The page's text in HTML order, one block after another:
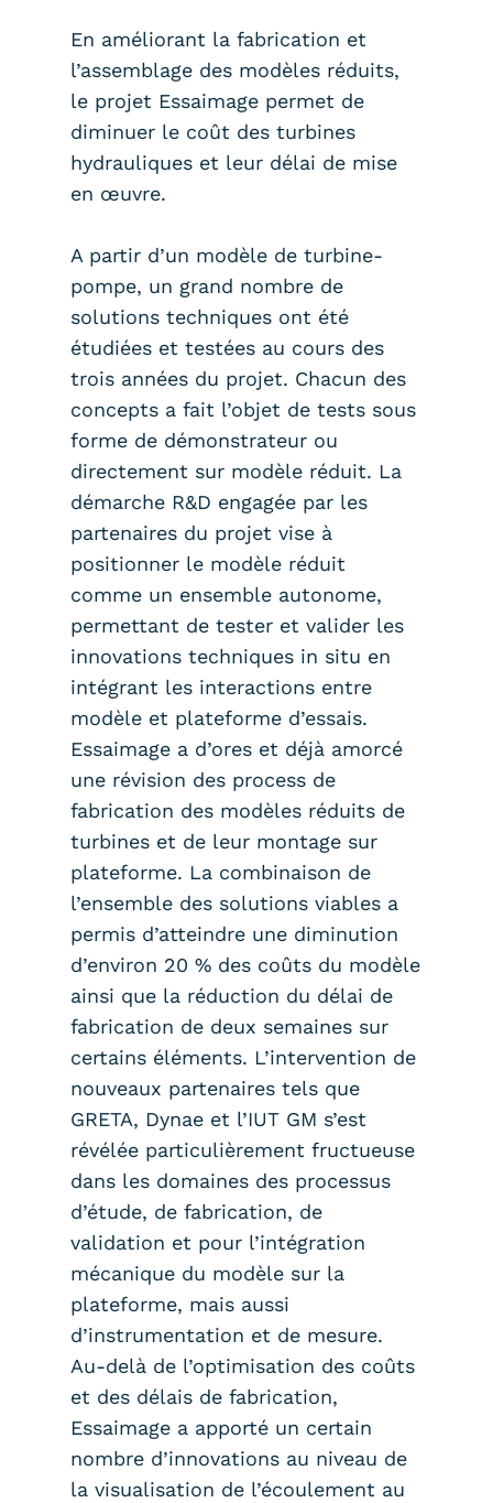
En améliorant la fabrication et
l’assemblage des modèles réduits,
le projet Essaimage permet de
diminuer le coût des turbines
hydrauliques et leur délai de mise
en œuvre.
A partir d’un modèle de turbine-
pompe, un grand nombre de
solutions techniques ont été
étudiées et testées au cours des
trois années du projet. Chacun des
concepts a fait l’objet de tests sous
forme de démonstrateur ou
directement sur modèle réduit. La
démarche R&D engagée par les
partenaires du projet vise à
positionner le modèle réduit
comme un ensemble autonome,
permettant de tester et valider les
innovations techniques in situ en
intégrant les interactions entre
modèle et plateforme d’essais.
Essaimage a d’ores et déjà amorcé
une révision des process de
fabrication des modèles réduits de
turbines et de leur montage sur
plateforme. La combinaison de
l’ensemble des solutions viables a
permis d’atteindre une diminution
d’environ 20 % des coûts du modèle
ainsi que la réduction du délai de
fabrication de deux semaines sur
certains éléments. L’intervention de
nouveaux partenaires tels que
GRETA, Dynae et l’IUT GM s’est
révélée particulièrement fructueuse
dans les domaines des processus
d’étude, de fabrication, de
validation et pour l’intégration
mécanique du modèle sur la
plateforme, mais aussi
d’instrumentation et de mesure.
Au-delà de l’optimisation des coûts
et des délais de fabrication,
Essaimage a apporté un certain
nombre d’innovations au niveau de
la visualisation de l’écoulement au